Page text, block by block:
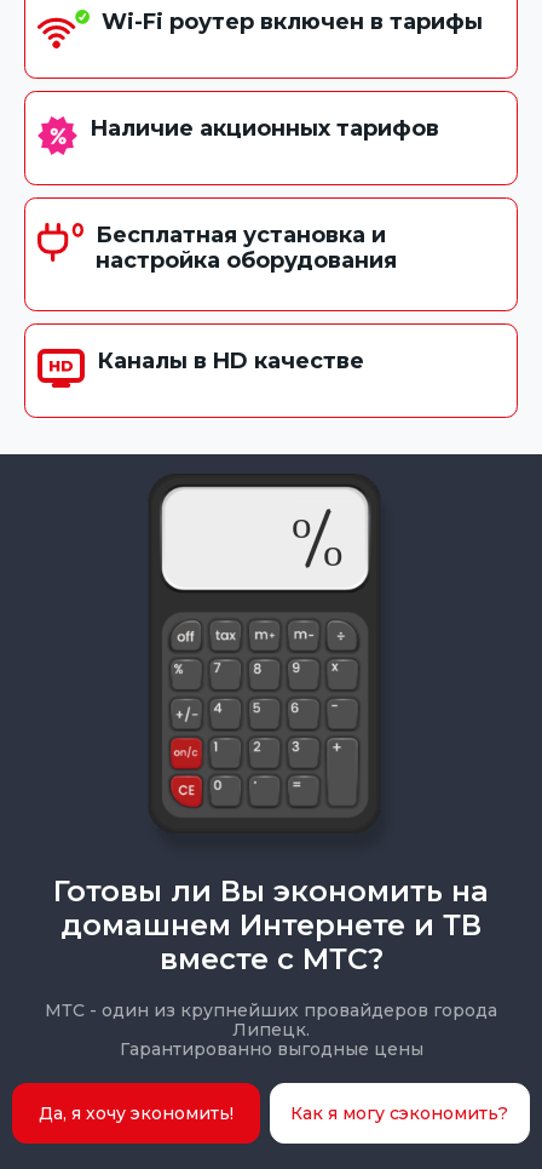
Wi-Fi роутер включен в тарифы
Наличие акционных тарифов
Бесплатная установка и
настройка оборудования
Каналы в HD качестве
Готовы ли Вы экономить на
домашнем Интернете и ТВ
вместе с МТС?
МТС - один из крупнейших провайдеров города
Липецк.
Гарантированно выгодные цены
Да, я хочу экономить! Как я могу сэкономить?